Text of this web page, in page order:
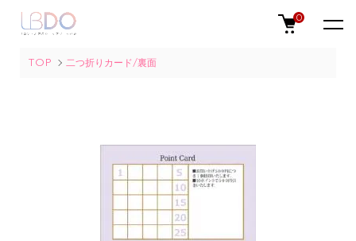
0
TOP 二つ折りカード/裏面